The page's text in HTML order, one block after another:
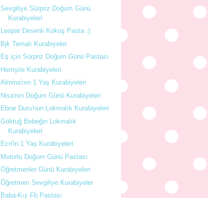
Sevgiliye Sürpriz Doğum Günü
Kurabiyeleri
Leopar Desenli Kokoş Pasta :)
Bjk Temalı Kurabiyeler
Eş için Sürpriz Doğum Günü Pastası
Hemşire Kurabiyeleri
Almina'nın 1 Yaş Kurabiyeleri
Nisa'nın Doğum Günü Kurabiyeleri
Ebrar Duru'nun Lokmalık Kurabiyeleri
Göktuğ Bebeğin Lokmalık
Kurabiyeleri
Ecri'in 1 Yaş Kurabiyeleri
Motorlu Doğum Günü Pastası
Öğretmenler Günü Kurabiyeleri
Öğretmen Sevgiliye Kurabiyeler
Baba-Kız Fb Pastası